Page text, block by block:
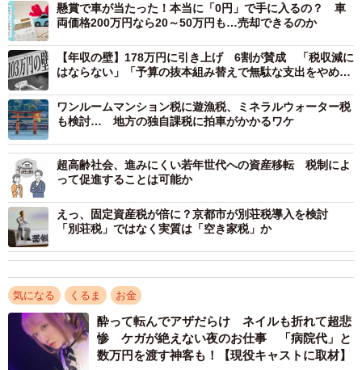
そうは言っても、ガソリン税の暫定税率廃止による代替財
源の見通しは現在も立っていません。道路財源を確保する
方法として、いずれ走行距離課税の導入案が再浮上する可
能性もあります。
走行距離課税が議論に上がる理由
走行距離課税は「自動車関連税収の減少で、今後道路イン
フラの維持・管理が難しくなる」という理由から、議論さ
れるようになりました。税収減の要因には、主に以下の3つ
が挙げられます。
現在の自動車税制では、電動車の普及による税収減が懸念
されています。
懸賞で車が当たった！本当に「0円」で手に入るの？ 車
両価格200万円なら20～50万円も…売却できるのか
【年収の壁】178万円に引き上げ 6割が賛成 「税収減に
はならない」「予算の抜本組み替えで無駄な支出をやめ
ワンルームマンション税に遊漁税、ミネラルウォーター税
も検討… 地方の独自課税に拍車がかかるワケ
超高齢社会、進みにくい若年世代への資産移転 税制によ
って促進することは可能か
えっ、固定資産税が倍に？京都市が別荘税導入を検討
「別荘税」ではなく実質は「空き家税」か
気になる くるま お金
酔って転んでアザだらけ ネイルも折れて超悲
惨 ケガが絶えない夜のお仕事 「病院代」と
数万円を渡す神客も！【現役キャストに取材】